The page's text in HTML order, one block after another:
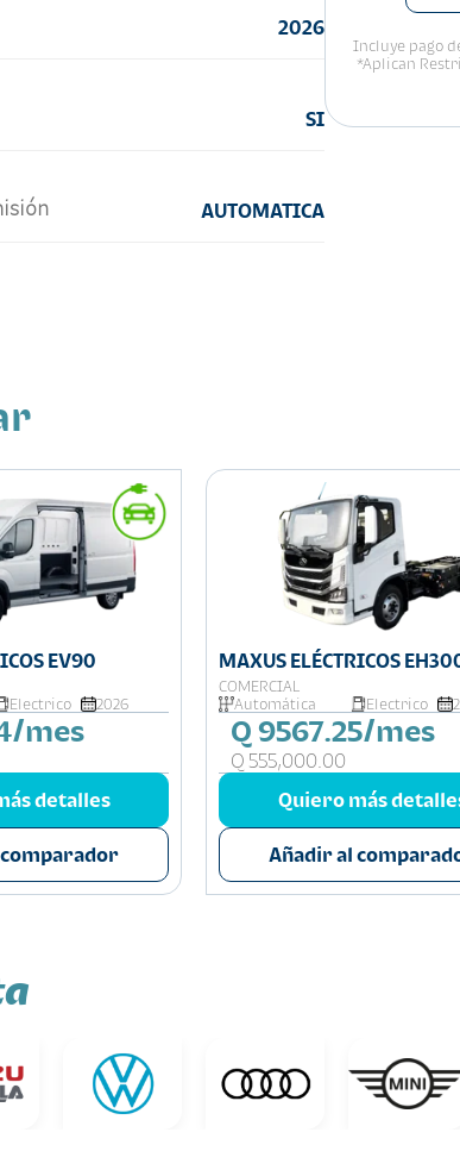
2026
SI
AUTOMATICA
Incluye pago
*Aplican
EV90
Electrico 2026
mes
detalles
MAXUS ELÉCTRICOS
COMERCIAL
Automática
Electrico
Q 9567.25/mes
Q 555,000.00
Quiero más
Añadir al